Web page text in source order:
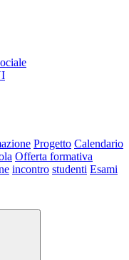
Progetto Calendario
Offerta formativa
incontro studenti Esami